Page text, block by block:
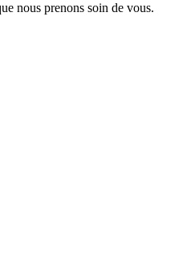
nous prenons soin de vous.